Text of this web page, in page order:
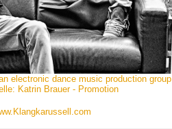
electronic dance music production group
Katrin Brauer - Promotion